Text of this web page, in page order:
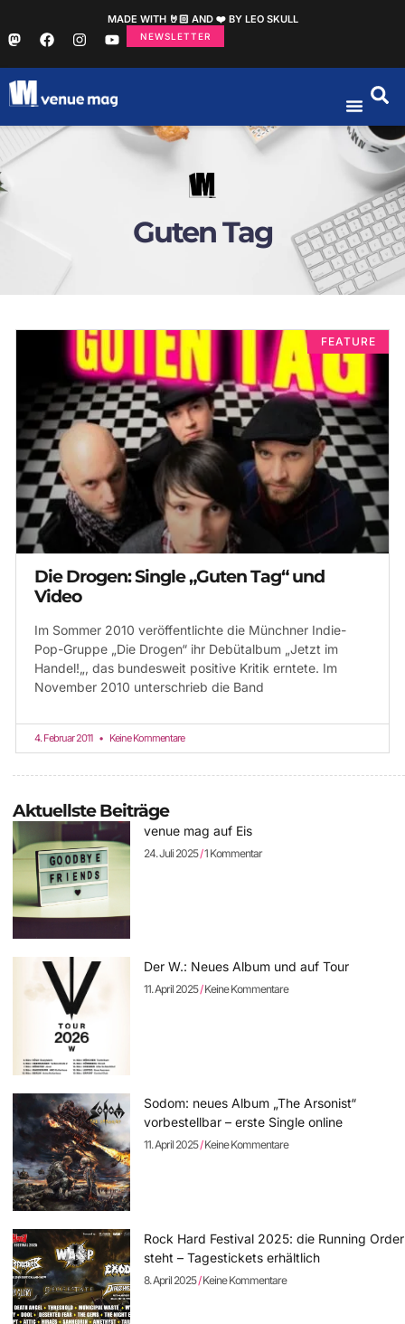
MADE WITH 🤘🏻 AND ❤️ BY LEO SKULL
NEWSLETTER
Guten Tag
FEATURE
Die Drogen: Single „Guten Tag“ und
Video
Im Sommer 2010 veröffentlichte die Münchner Indie-
Pop-Gruppe „Die Drogen“ ihr Debütalbum „Jetzt im
Handel!„, das bundesweit positive Kritik erntete. Im
November 2010 unterschrieb die Band
4. Februar 2011 Keine Kommentare
Aktuellste Beiträge
venue mag auf Eis
24. Juli 2025 1 Kommentar
Der W.: Neues Album und auf Tour
11. April 2025 Keine Kommentare
Sodom: neues Album „The Arsonist“
vorbestellbar – erste Single online
11. April 2025 Keine Kommentare
Rock Hard Festival 2025: die Running Order
steht – Tagestickets erhältlich
8. April 2025 Keine Kommentare